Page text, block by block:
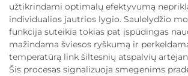
užtikrindami optimalų efektyvumą
individualios jautrios lygio. Saulelydžio
funkcija suteikia tokias pat įspūdingas
mažindama šviesos ryškumą ir
temperatūrą link šiltesnių atspalvių
Šis procesas signalizuoja smegenims